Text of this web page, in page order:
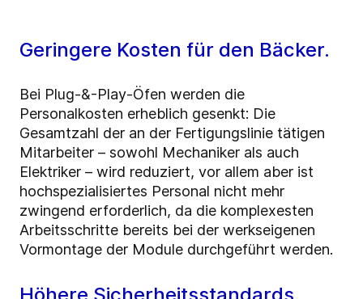
Geringere Kosten für den Bäcker.
Bei Plug-&-Play-Öfen werden die
Personalkosten erheblich gesenkt: Die
Gesamtzahl der an der Fertigungslinie tätigen
Mitarbeiter – sowohl Mechaniker als auch
Elektriker – wird reduziert, vor allem aber ist
hochspezialisiertes Personal nicht mehr
zwingend erforderlich, da die komplexesten
Arbeitsschritte bereits bei der werkseigenen
Vormontage der Module durchgeführt werden.